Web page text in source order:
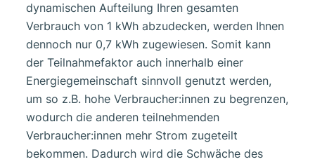
dynamischen Aufteilung Ihren gesamten
Verbrauch von 1 kWh abzudecken, werden Ihnen
dennoch nur 0,7 kWh zugewiesen. Somit kann
der Teilnahmefaktor auch innerhalb einer
Energiegemeinschaft sinnvoll genutzt werden,
um so z.B. hohe Verbraucher:innen zu begrenzen,
wodurch die anderen teilnehmenden
Verbraucher:innen mehr Strom zugeteilt
bekommen. Dadurch wird die Schwäche des